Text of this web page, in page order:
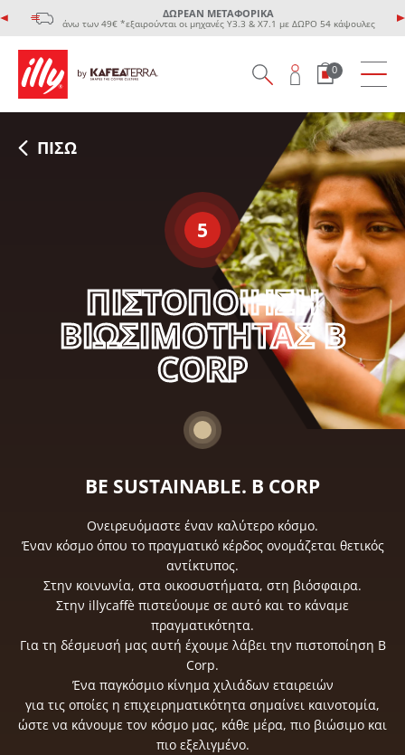
ΔΩΡΕΑΝ ΜΕΤΑΦΟΡΙΚΑ
άνω των 49€ *εξαιρούνται οι μηχανές Υ3.3 & Χ7.1 με ΔΩΡΟ 54 κάψουλες
0
ΠΙΣΩ
5
ΠΙΣΤΟΠΟΙΗΣΗ
ΒΙΩΣΙΜΟΤΗΤΑΣ B
CORP
BE SUSTAINABLE. B CORP
Ονειρευόμαστε έναν καλύτερο κόσμο.
Έναν κόσμο όπου το πραγματικό κέρδος ονομάζεται θετικός
αντίκτυπος.
Στην κοινωνία, στα οικοσυστήματα, στη βιόσφαιρα.
Στην illycaffè πιστεύουμε σε αυτό και το κάναμε
πραγματικότητα.
Για τη δέσμευσή μας αυτή έχουμε λάβει την πιστοποίηση B
Corp.
Ένα παγκόσμιο κίνημα χιλιάδων εταιρειών
για τις οποίες η επιχειρηματικότητα σημαίνει καινοτομία,
ώστε να κάνουμε τον κόσμο μας, κάθε μέρα, πιο βιώσιμο και
πιο εξελιγμένο.